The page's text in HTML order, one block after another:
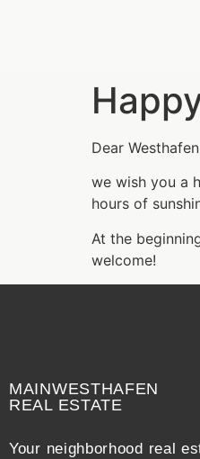
Dear
we wish you a
hours of
At the
welcome!
MAINWESTHAFEN
REAL ESTATE
Your neighborhood real